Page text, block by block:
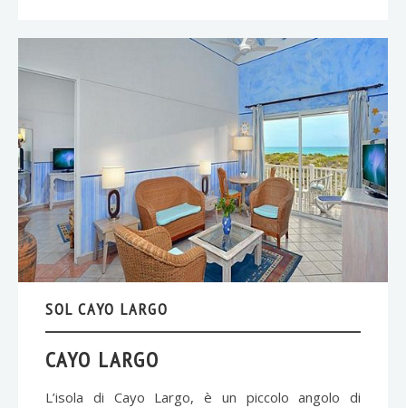
SOL CAYO LARGO
CAYO LARGO
L’isola di Cayo Largo, è un piccolo angolo di